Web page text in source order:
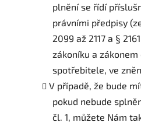
plnění se řídí
právními předpisy
2099 až 2117 a §
zákoníku a zákonem
spotřebitele, ve
V případě, že bude
pokud nebude
čl. 1, můžete Nám